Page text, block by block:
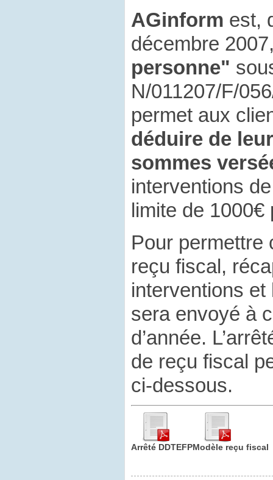
AGinform est,
décembre
personne"
N/011207/F/
permet aux
déduire de
sommes
interventions
limite de 1000€
Pour permettre
reçu fiscal,
interventions
sera envoyé à
d’année.
de reçu fiscal
ci-dessous.
Arrêté DDTEFPModèle reçu fiscal